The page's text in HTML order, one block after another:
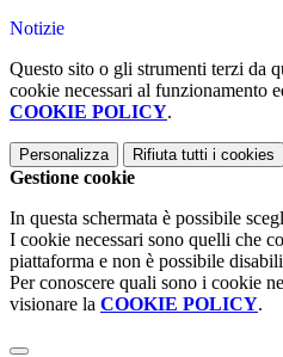
Notizie
Questo sito o gli strumenti terzi da
cookie necessari al funzionamento
COOKIE POLICY.
Personalizza Rifiuta tutti i cookies
Gestione cookie
In questa schermata è possibile
I cookie necessari sono quelli che
piattaforma e non è possibile
Per conoscere quali sono i cookie
visionare la COOKIE POLICY.